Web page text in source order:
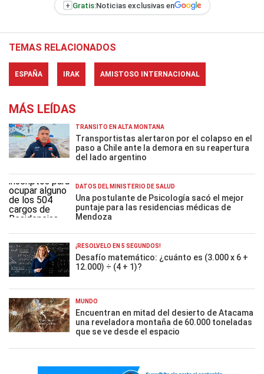
+ Gratis:Noticias exclusivas en
TEMAS RELACIONADOS
ESPAÑA IRAK AMISTOSO INTERNACIONAL
MÁS LEÍDAS
TRÁNSITO EN ALTA MONTAÑA
Transportistas alertaron por el colapso en el
paso a Chile ante la demora en su reapertura
del lado argentino
DATOS DEL MINISTERIO DE SALUD
Una postulante de Psicología sacó el mejor
puntaje para las residencias médicas de
Mendoza
¡RESOLVELO EN 5 SEGUNDOS!
Desafío matemático: ¿cuánto es (3.000 x 6 +
12.000) ÷ (4 + 1)?
MUNDO
Encuentran en mitad del desierto de Atacama
una reveladora montaña de 60.000 toneladas
que se ve desde el espacio